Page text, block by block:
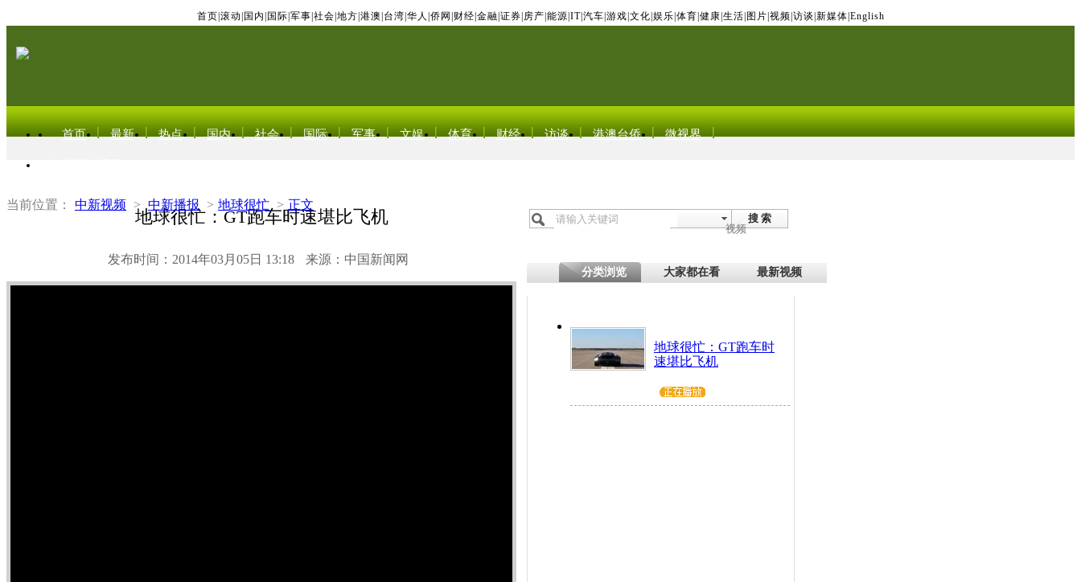
首页 滚动 国内 国际 军事 社会 地方 港澳 台湾 华人 侨网 财经 金融 证券 房产 能源 IT| 汽车 游戏 文化 娱乐 体育 健康 生活 图片 视频 访谈 新媒体 English
首页 最新 热点 国内 社会 国际 军事 文娱 体育 财经 访谈 港澳台侨 微视界
当前位置： 中新视频 > 中新播报 > 地球很忙 > 正文
地球很忙：GT跑车时速堪比飞机
发布时间：2014年03月05日 13:18 来源：中国新闻网
搜 索
视频
分类浏览 大家都在看 最新视频
地球很忙：GT跑车时
速堪比飞机